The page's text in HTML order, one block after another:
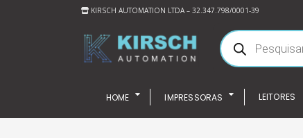
KIRSCH AUTOMATION LTDA – 32.347.798/0001-39
HOME IMPRESSORAS LEITORES